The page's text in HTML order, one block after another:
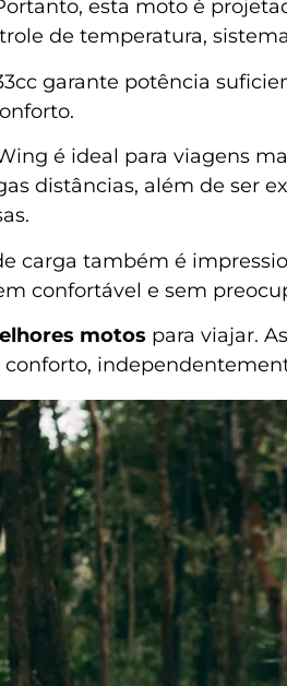
esta moto é
de temperatura,
garante potência
é ideal para viagens
distâncias, além de ser
carga também é
confortável e sem
motos para viajar.